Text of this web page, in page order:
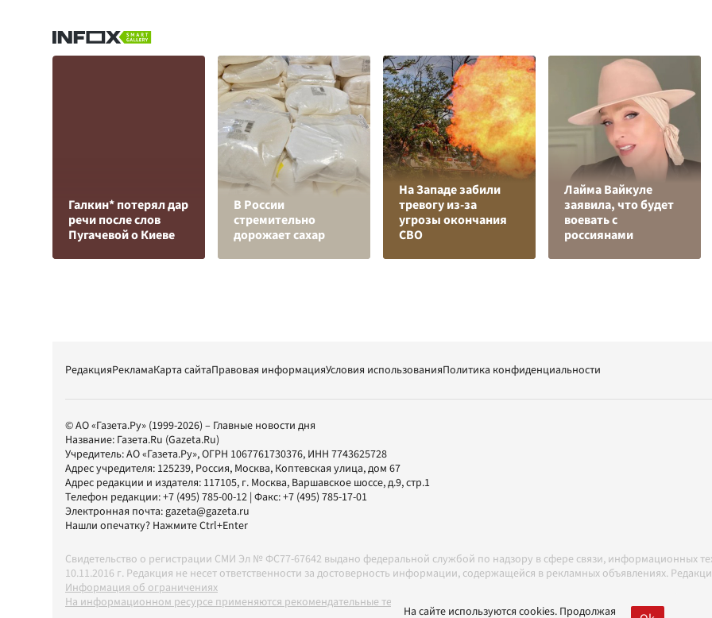
Галкин* потерял дар
речи после слов
Пугачевой о Киеве
В России
стремительно
дорожает сахар
На Западе забили
тревогу из-за
угрозы окончания
СВО
Лайма Вайкуле
заявила, что будет
воевать с
россиянами
РедакцияРекламаКарта сайтаПравовая информацияУсловия использованияПолитика конфиденциальности
© АО «Газета.Ру» (1999-2026) – Главные новости дня
Название: Газета.Ru (Gazeta.Ru)
Учредитель:АО «Газета.Ру», ОГРН 1067761730376, ИНН 7743625728
Адрес учредителя: 125239, Россия, Москва, Коптевская улица, дом 67
Адрес редакции и издателя: 117105, г. Москва, Варшавское шоссе, д.9, стр.1
Телефон редакции:+7 (495) 785-00-12 | Факс:+7 (495) 785-17-01
Электронная почта:gazeta@gazeta.ru
Нашли опечатку? Нажмите Ctrl+Enter
Свидетельство о регистрации СМИ Эл № ФС77-67642 выдано федеральной службой по надзору в сфере связи, информационных
10.11.2016 г. Редакция не несет ответственности за достоверность информации, содержащейся в рекламных объявлениях.
Информация об ограничениях
На информационном ресурсе применяются рекомендательные технологии в соответствии с Правилами
На сайте используются cookies. Продолжая